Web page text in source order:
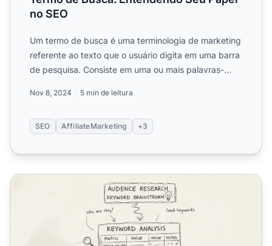
no SEO
Um termo de busca é uma terminologia de marketing
referente ao texto que o usuário digita em uma barra
de pesquisa. Consiste em uma ou mais palavras-
Nov 8, 2024 5 min de leitura
SEO AffiliateMarketing +3
Por que a Pesquisa de Palavras-chave é Importante?